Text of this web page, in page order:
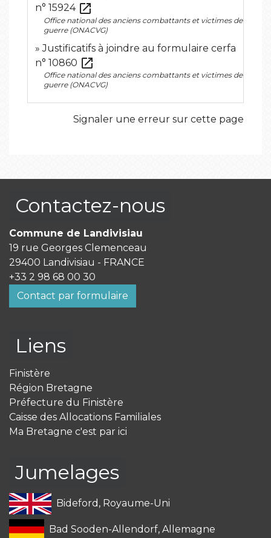
n° 15924 open_in_new
Office national des anciens combattants et victimes de
guerre (ONACVG)
Justificatifs à joindre au formulaire cerfa
n° 10860 open_in_new
Office national des anciens combattants et victimes de
guerre (ONACVG)
Signaler une erreur sur cette page
Contactez-nous
Commune de Landivisiau
19 rue Georges Clemenceau
29400 Landivisiau - FRANCE
+33 2 98 68 00 30
Contact par formulaire
Liens
Finistère
Région Bretagne
Préfecture du Finistère
Caisse des Allocations Familiales
Ma Bretagne c'est par ici
Jumelages
Bideford, Royaume-Uni
Bad Sooden-Allendorf, Allemagne